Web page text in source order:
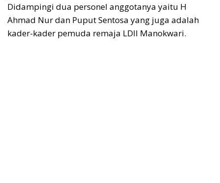
Didampingi dua personel anggotanya yaitu H
Ahmad Nur dan Puput Sentosa yang juga adalah
kader-kader pemuda remaja LDII Manokwari.